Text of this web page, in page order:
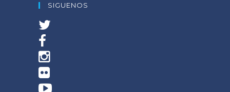
SIGUENOS